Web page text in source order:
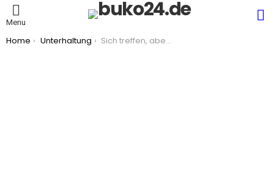
Menu
You are here:
Home Unterhaltung Sich treffen, aber nicht wissen wohin: einfache Ideen